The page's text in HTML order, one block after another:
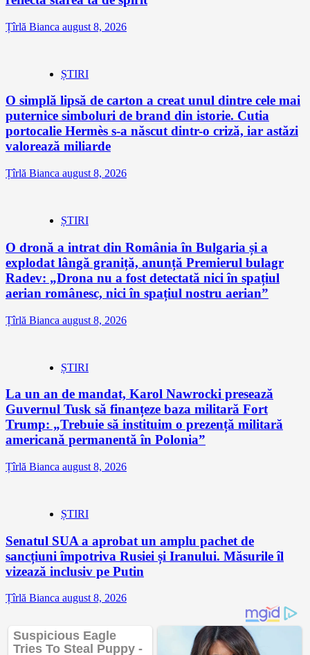
Țîrlă Bianca august 8, 2026
ȘTIRI
O simplă lipsă de carton a creat unul dintre cele mai
puternice simboluri de brand din istorie. Cutia
portocalie Hermès s-a născut dintr-o criză, iar astăzi
valorează miliarde
Țîrlă Bianca august 8, 2026
ȘTIRI
O dronă a intrat din România în Bulgaria și a
explodat lângă graniță, anunță Premierul bulagr
Radev: „Drona nu a fost detectată nici în spațiul
aerian românesc, nici în spațiul nostru aerian”
Țîrlă Bianca august 8, 2026
ȘTIRI
La un an de mandat, Karol Nawrocki presează
Guvernul Tusk să finanțeze baza militară Fort
Trump: „Trebuie să instituim o prezență militară
americană permanentă în Polonia”
Țîrlă Bianca august 8, 2026
ȘTIRI
Senatul SUA a aprobat un amplu pachet de
sancțiuni împotriva Rusiei și Iranului. Măsurile îl
vizează inclusiv pe Putin
Țîrlă Bianca august 8, 2026